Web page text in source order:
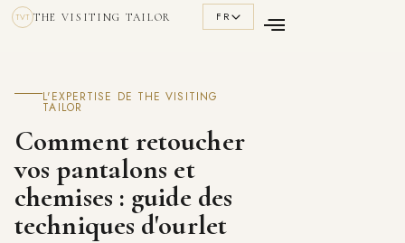
TVT THE VISITING TAILOR FR
L'EXPERTISE DE THE VISITING
TAILOR
Comment retoucher
vos pantalons et
chemises : guide des
techniques d'ourlet